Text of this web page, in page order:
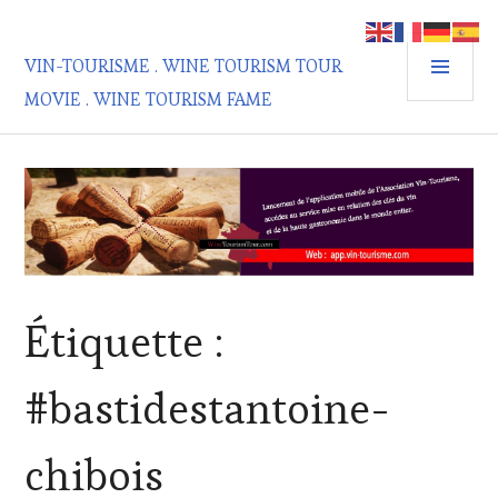
contenu
principal
VIN-TOURISME . WINE TOURISM TOUR
MOVIE . WINE TOURISM FAME
Étiquette :
#bastidestantoine-
chibois